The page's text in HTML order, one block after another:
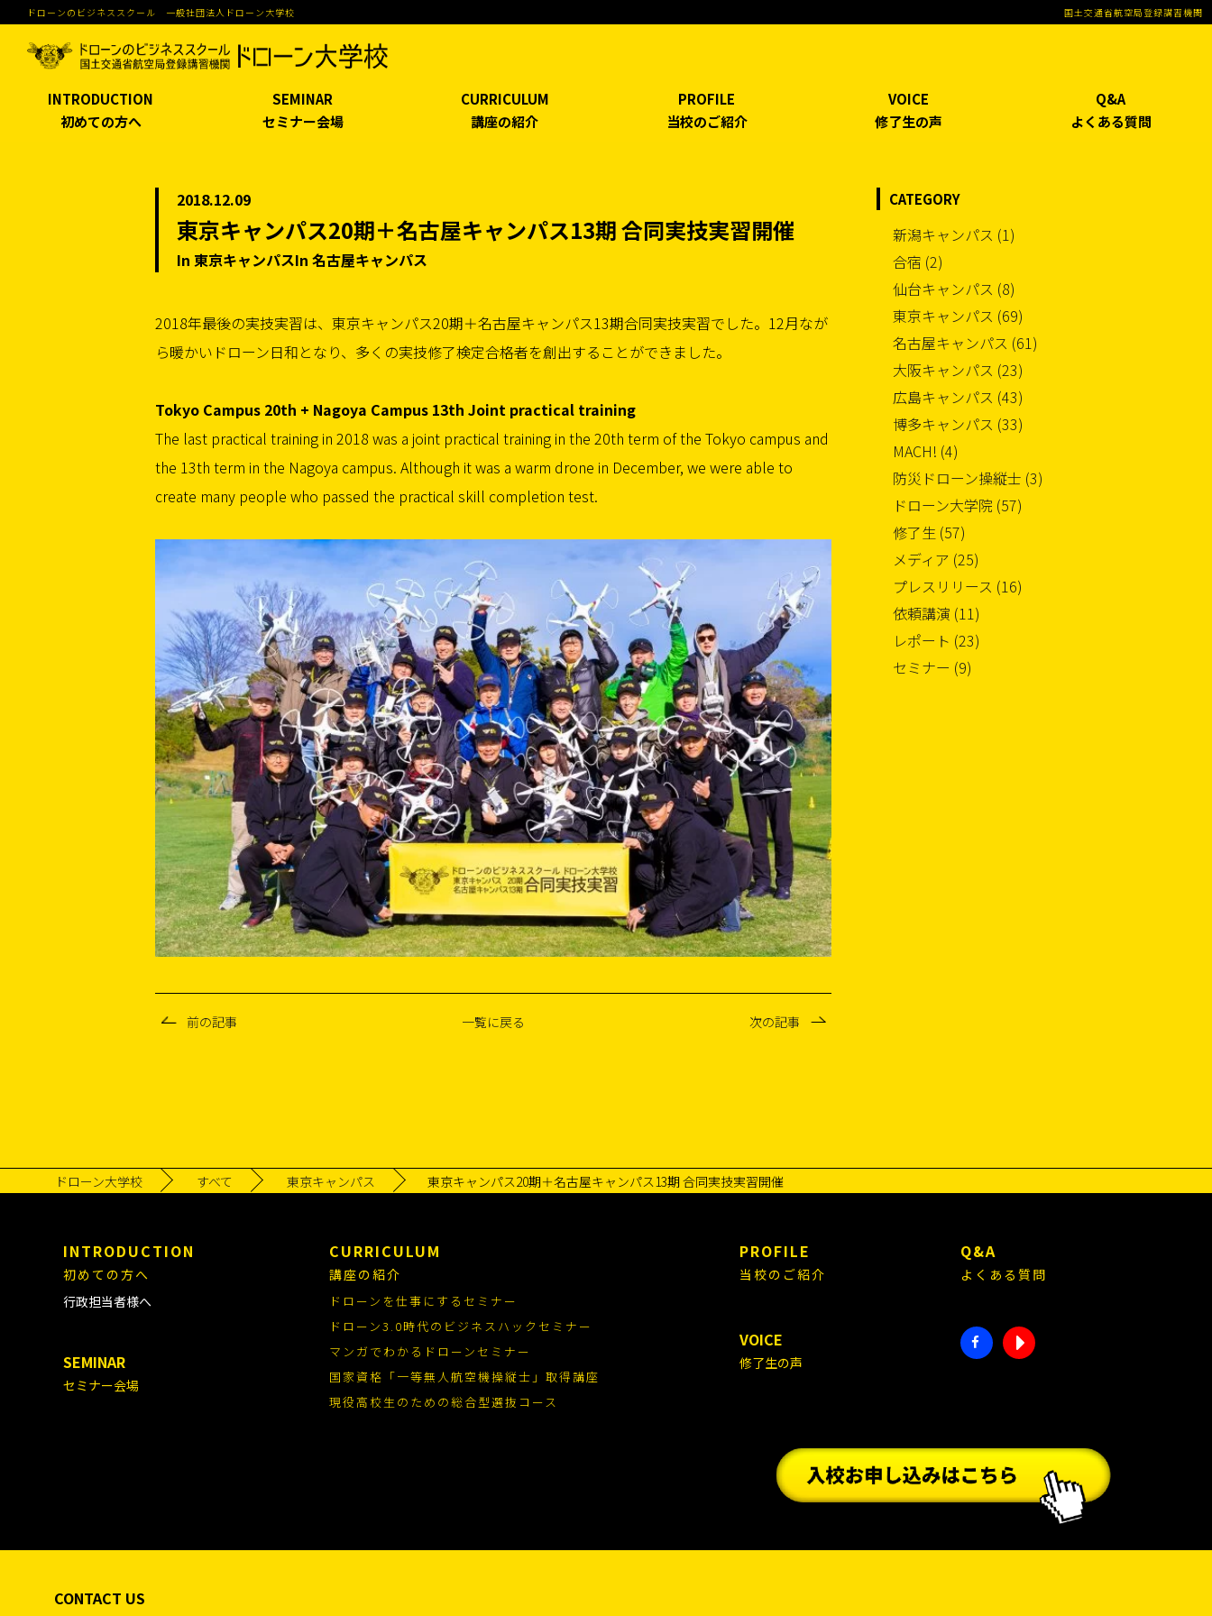
ドローンのビジネススクール 一般社団法人ドローン大学校 国土交通省航空局登録講習機関
INTRODUCTION
初めての方へ
SEMINAR
セミナー会場
CURRICULUM
講座の紹介
PROFILE
当校のご紹介
VOICE
修了生の声
Q&A
よくある質問
2018.12.09
東京キャンパス20期＋名古屋キャンパス13期 合同実技実習開催
In 東京キャンパスIn 名古屋キャンパス
2018年最後の実技実習は、東京キャンパス20期＋名古屋キャンパス13期合同実技実習でした。12月なが
ら暖かいドローン日和となり、多くの実技修了検定合格者を創出することができました。
Tokyo Campus 20th + Nagoya Campus 13th Joint practical training
The last practical training in 2018 was a joint practical training in the 20th term of the Tokyo campus and
the 13th term in the Nagoya campus. Although it was a warm drone in December, we were able to
create many people who passed the practical skill completion test.
前の記事 一覧に戻る 次の記事
CATEGORY
新潟キャンパス (1)
合宿 (2)
仙台キャンパス (8)
東京キャンパス (69)
名古屋キャンパス (61)
大阪キャンパス (23)
広島キャンパス (43)
博多キャンパス (33)
MACH! (4)
防災ドローン操縦士 (3)
ドローン大学院 (57)
修了生 (57)
メディア (25)
プレスリリース (16)
依頼講演 (11)
レポート (23)
セミナー (9)
ドローン大学校 すべて 東京キャンパス 東京キャンパス20期＋名古屋キャンパス13期 合同実技実習開催
INTRODUCTION
初めての方へ
行政担当者様へ
SEMINAR
セミナー会場
CURRICULUM
講座の紹介
ドローンを仕事にするセミナー
ドローン3.0時代のビジネスハックセミナー
マンガでわかるドローンセミナー
国家資格「一等無人航空機操縦士」取得講座
現役高校生のための総合型選抜コース
PROFILE
当校のご紹介
VOICE
修了生の声
Q&A
よくある質問
CONTACT US